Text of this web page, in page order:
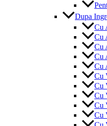
Dupa
Cu
Cu
Cu
Cu
Cu
Cu
Cu
Cu
Cu
Cu